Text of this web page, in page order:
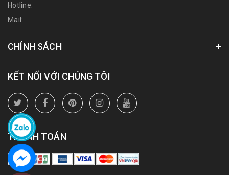
Hotline:
Mail:
CHÍNH SÁCH
KẾT NỐI VỚI CHÚNG TÔI
THANH TOÁN